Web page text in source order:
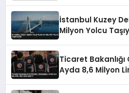
İstanbul Kuzey
Milyon Yolcu
Ticaret
Ayda 8,6 Milyon